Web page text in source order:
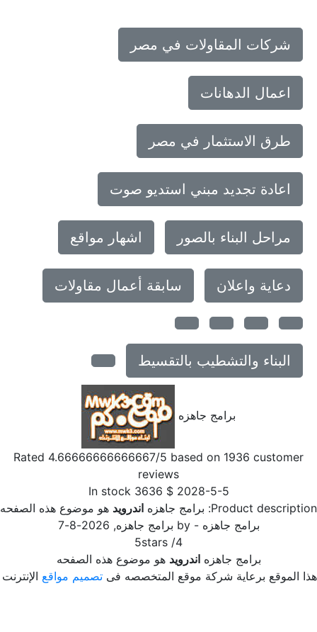
شركات المقاولات في مصر
اعمال الدهانات
طرق الاستثمار في مصر
اعادة تجديد مبني استديو صوت
مراحل البناء بالصور اشهار مواقع
دعاية واعلان سابقة أعمال مقاولات
البناء والتشطيب بالتقسيط
برامج جاهزه
Rated4.66666666666667 /5 based on1936customer
reviews
2028-5-5
$
3636
In stock
Product برامج جاهزه اندرويدهو موضوع هذه الصفحه
برامج جاهزه- by برامج جاهزه,
2026-8-7
/
5stars
برامج جاهزه اندرويدهو موضوع هذه الصفحه
الموقع برعاية شركة موقع المتخصصه فىتصميم مواقعالإنترنت